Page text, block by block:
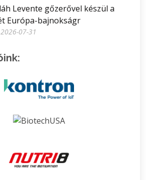
Levente gőzerővel készül a
Európa-bajnokságr
2026-07-31